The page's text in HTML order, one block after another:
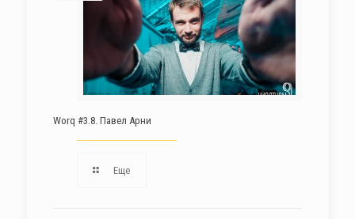
Worq #3.8. Павел Арни
Еще